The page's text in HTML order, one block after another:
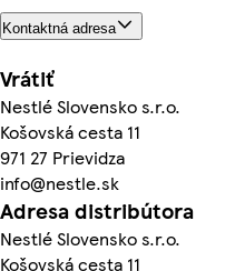
Kontaktná adresa
Vrátiť
Nestlé Slovensko s.r.o.
Košovská cesta 11
971 27 Prievidza
info@nestle.sk
Adresa distribútora
Nestlé Slovensko s.r.o.
Košovská cesta 11